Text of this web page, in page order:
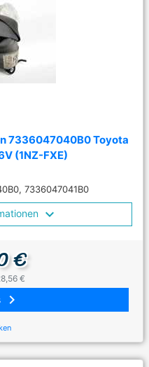
7336047040B0 Toyota
(1NZ-FXE)
7336047041B0
€
€
keyboard_arrow_right